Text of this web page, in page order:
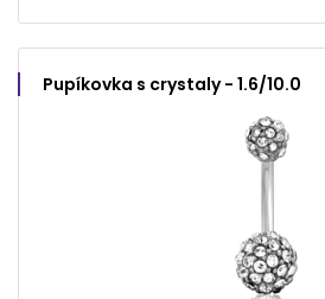
Pupíkovka s crystaly - 1.6/10.0